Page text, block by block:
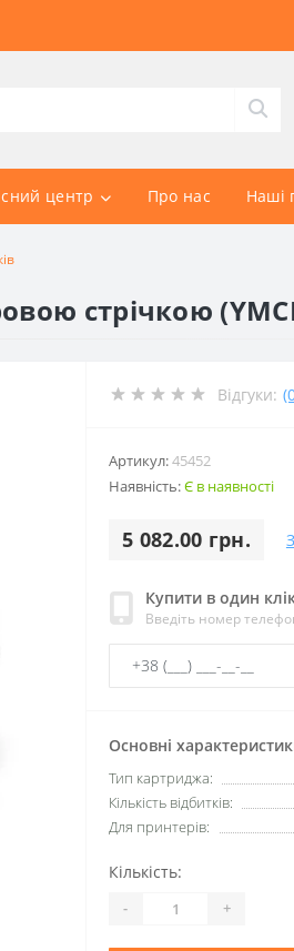
центр Про нас Наші
стрічкою
Відгуки:
Артикул:45452
Наявність:Є в наявності
5 082.00 грн.
Купити в один
Введіть номер
Основні
Тип картриджа:
Кількість відбитків:
Для принтерів:
Кількість:
- +